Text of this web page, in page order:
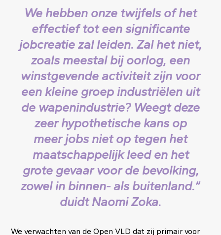
We hebben onze twijfels of het
effectief tot een significante
jobcreatie zal leiden. Zal het niet,
zoals meestal bij oorlog, een
winstgevende activiteit zijn voor
een kleine groep industriëlen uit
de wapenindustrie? Weegt deze
zeer hypothetische kans op
meer jobs niet op tegen het
maatschappelijk leed en het
grote gevaar voor de bevolking,
zowel in binnen- als buitenland.”
duidt Naomi Zoka.
We verwachten van de Open VLD dat zij primair voor